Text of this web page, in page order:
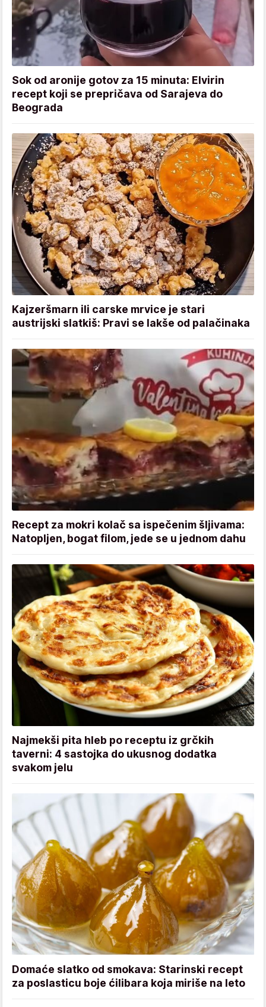
Sok od aronije gotov za 15 minuta: Elvirin
recept koji se prepričava od Sarajeva do
Beograda
Kajzeršmarn ili carske mrvice je stari
austrijski slatkiš: Pravi se lakše od palačinaka
Recept za mokri kolač sa ispečenim šljivama:
Natopljen, bogat filom, jede se u jednom dahu
Najmekši pita hleb po receptu iz grčkih
taverni: 4 sastojka do ukusnog dodatka
svakom jelu
Domaće slatko od smokava: Starinski recept
za poslasticu boje ćilibara koja miriše na leto